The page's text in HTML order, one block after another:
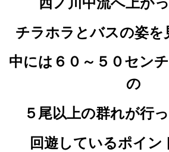
チラホラとバスの姿を
中には６０～５０セン
の
５尾以上の群れが行
回遊しているポイン